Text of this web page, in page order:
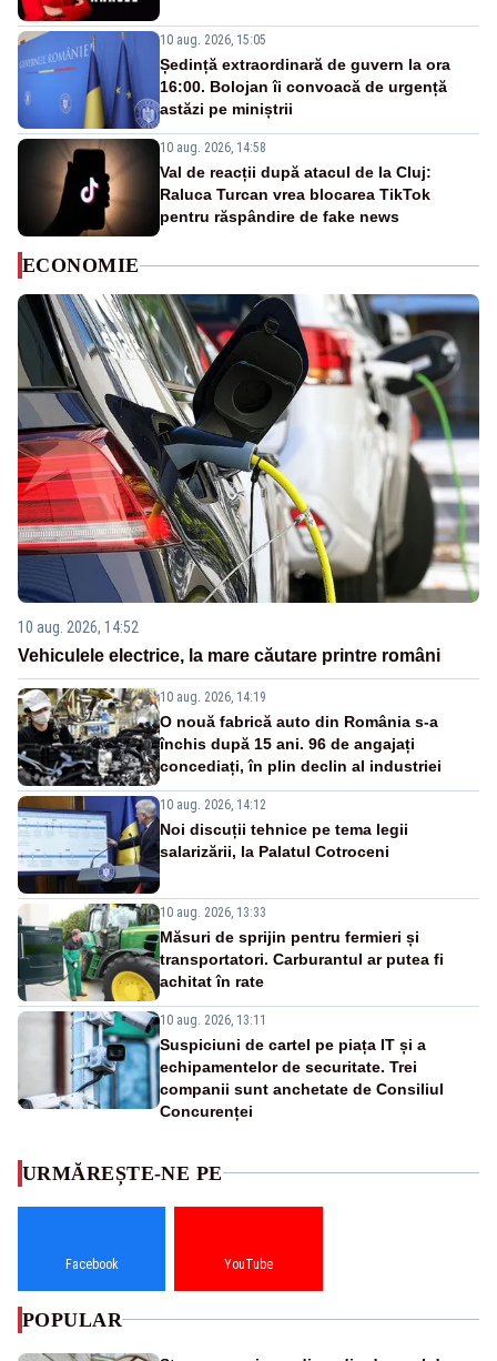
10 aug. 2026, 15:05
Ședință extraordinară de guvern la ora
16:00. Bolojan îi convoacă de urgență
astăzi pe miniștrii
10 aug. 2026, 14:58
Val de reacții după atacul de la Cluj:
Raluca Turcan vrea blocarea TikTok
pentru răspândire de fake news
ECONOMIE
10 aug. 2026, 14:52
Vehiculele electrice, la mare căutare printre români
10 aug. 2026, 14:19
O nouă fabrică auto din România s-a
închis după 15 ani. 96 de angajați
concediați, în plin declin al industriei
10 aug. 2026, 14:12
Noi discuții tehnice pe tema legii
salarizării, la Palatul Cotroceni
10 aug. 2026, 13:33
Măsuri de sprijin pentru fermieri și
transportatori. Carburantul ar putea fi
achitat în rate
10 aug. 2026, 13:11
Suspiciuni de cartel pe piața IT și a
echipamentelor de securitate. Trei
companii sunt anchetate de Consiliul
Concurenței
URMĂREȘTE-NE PE
Facebook YouTube
POPULAR